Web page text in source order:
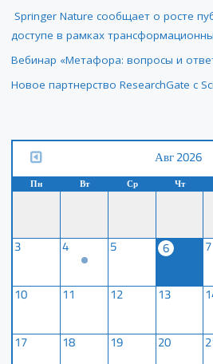
Springer Nature сообщает о росте
доступе в рамках
Вебинар «Метафора: вопросы и
Новое партнерство ResearchGate с
Авг 2026
Пн Вт Ср Чт
3 4 5 6 7
10 11 12 13
17 18 19 20